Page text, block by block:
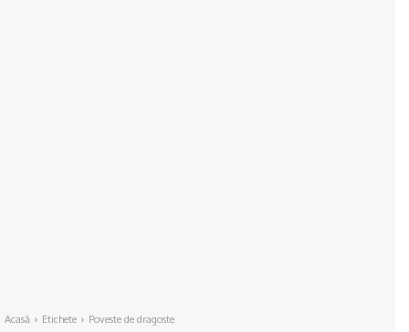
Acasă Etichete Poveste de dragoste